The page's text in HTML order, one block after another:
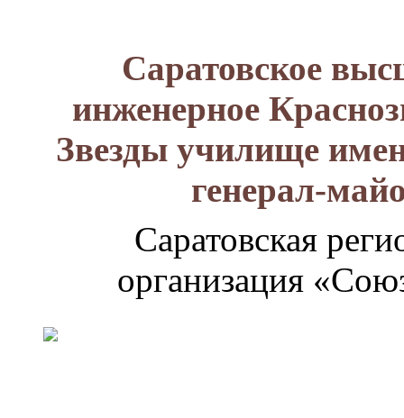
Саратовское
инженерное
Звезды училище
генерал-
Саратовская
организация